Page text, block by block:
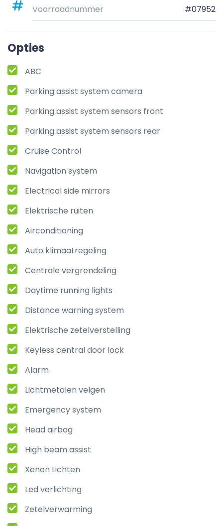
Voorraadnummer
#07952
Opties
ABC
Parking assist system camera
Parking assist system sensors front
Parking assist system sensors rear
Cruise Control
Navigation system
Electrical side mirrors
Elektrische ruiten
Airconditioning
Auto klimaatregeling
Centrale vergrendeling
Daytime running lights
Distance warning system
Elektrische zetelverstelling
Keyless central door lock
Alarm
Lichtmetalen velgen
Emergency system
Head airbag
High beam assist
Xenon Lichten
Led verlichting
Zetelverwarming